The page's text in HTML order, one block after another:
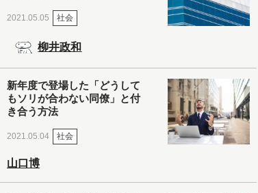
2021.05.05 社会
柳井政和
新年度で登場した「どうして
もソリが合わない同僚」と付
き合う方法
2021.05.04 社会
山口博